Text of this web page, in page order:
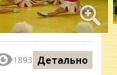
1893 Детально